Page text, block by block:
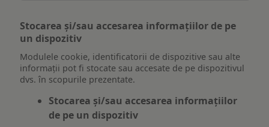
Stocarea și/sau accesarea informațiilor de pe
un dispozitiv
Modulele cookie, identificatorii de dispozitive sau alte
informații pot fi stocate sau accesate de pe dispozitivul
dvs. în scopurile prezentate.
Stocarea și/sau accesarea informațiilor
de pe un dispozitiv